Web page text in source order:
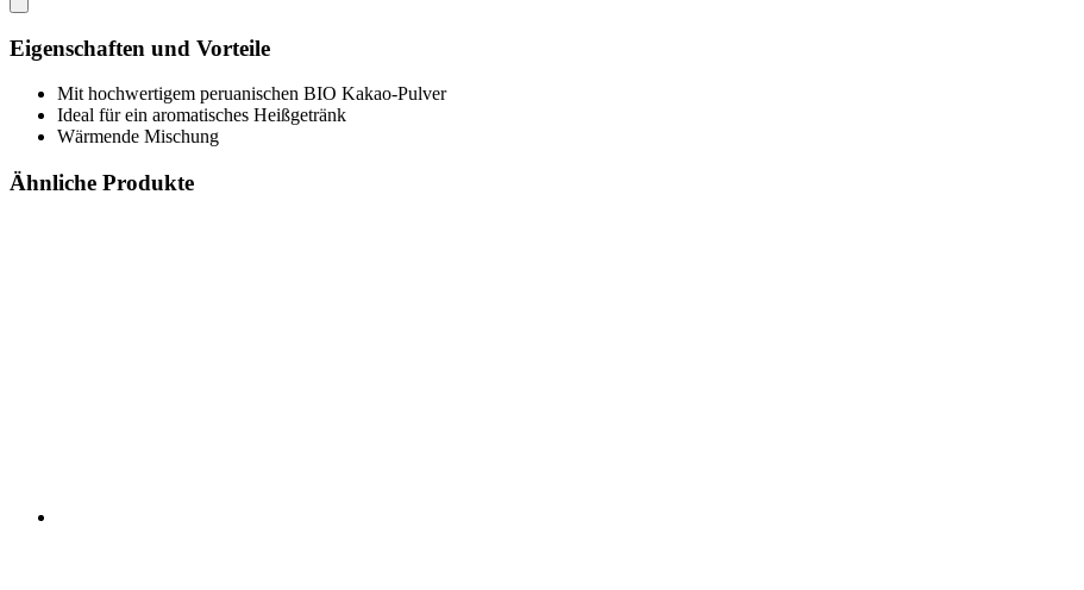
Eigenschaften und Vorteile
Mit hochwertigem peruanischen BIO Kakao-Pulver
Ideal für ein aromatisches Heißgetränk
Wärmende Mischung
Ähnliche Produkte